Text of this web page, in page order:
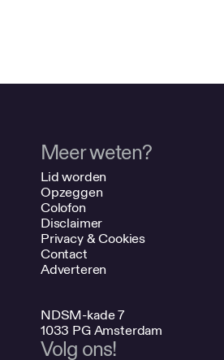
Ga naar de website
Grootens